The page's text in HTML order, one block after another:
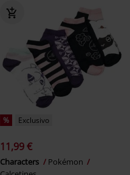
% Exclusivo
11,99 €
Characters
Pokémon